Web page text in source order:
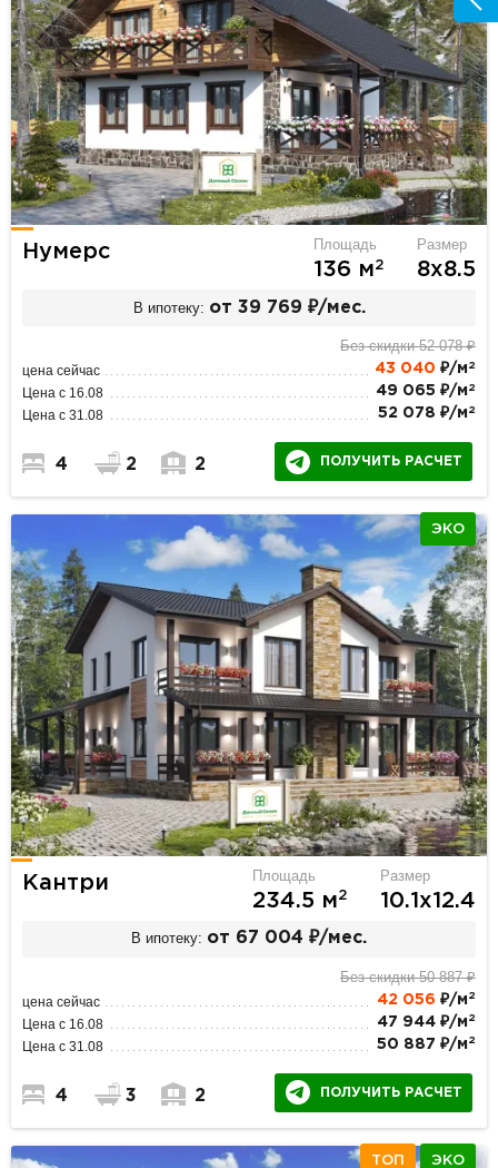
Нумерс Площадь
136 м2
Размер
8х8.5
В ипотеку: от 39 769 ₽/мес.
Без скидки 52 078 ₽
цена сейчас 43 040 ₽/м 2
Цена с 16.08 49 065 ₽/м 2
Цена с 31.08 52 078 ₽/м 2
4 2 2 ПОЛУЧИТЬ РАСЧЕТ
ЭКО
Кантри Площадь
234.5 м2
Размер
10.1х12.4
В ипотеку: от 67 004 ₽/мес.
Без скидки 50 887 ₽
цена сейчас 42 056 ₽/м 2
Цена с 16.08 47 944 ₽/м 2
Цена с 31.08 50 887 ₽/м 2
4 3 2 ПОЛУЧИТЬ РАСЧЕТ
ТОП ЭКО